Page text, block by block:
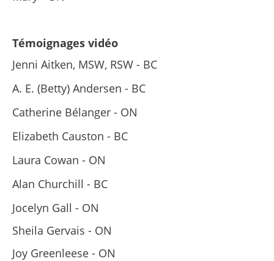
Témoignages vidéo
Jenni Aitken, MSW, RSW - BC
A. E. (Betty) Andersen - BC
Catherine Bélanger - ON
Elizabeth Causton - BC
Laura Cowan - ON
Alan Churchill - BC
Jocelyn Gall - ON
Sheila Gervais - ON
Joy Greenleese - ON